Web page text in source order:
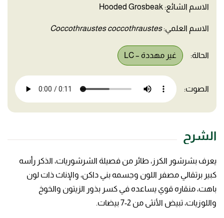
الاسم الشائع: Hooded Grosbeak
الاسم العلمي:Coccothraustes coccothraustes
الحالة: غير مهددة – LC
الصوت:
الشرح
يعرف بشرشور الكرز، طائر من فصيلة الشرشوريات، الذكر رأسه
كبير برتقالي مصفر اللون وجسمه بني داكن، والإناث ذات لون
باهت، منقاره قوي يساعده في كسر بذور الزيتون والخوخ
واللوزيات، تبيض الأنثى من 2-7 بيضات.